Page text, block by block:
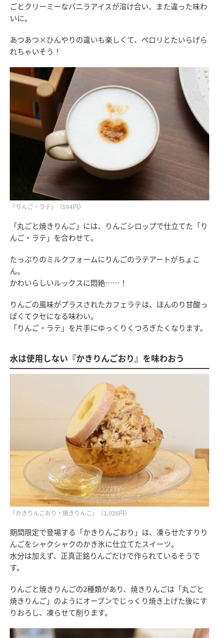
ごとクリーミーなバニラアイスが溶け合い、また違った味わ
いに。
あつあつ×ひんやりの違いも楽しくて、ペロリとたいらげら
れちゃいそう！
「りんご・ラテ」（594円）
「丸ごと焼きりんご」には、りんごシロップで仕立てた「り
んご・ラテ」を合わせて。
たっぷりのミルクフォームにりんごのラテアートがちょこ
ん。
かわいらしいルックスに悶絶……！
りんごの風味がプラスされたカフェラテは、ほんのり甘酸っ
ぱくてクセになる味わい。
「りんご・ラテ」を片手にゆっくりくつろぎたくなります。
水は使用しない『かきりんごおり』を味わおう
「かきりんごおり・焼きりんご」（1,026円）
期間限定で登場する「かきりんごおり」は、凍らせたすりり
んごをシャクシャクのかき氷に仕立てたスイーツ。
水分は加えず、正真正銘りんごだけで作られているそうで
す。
りんごと焼きりんごの2種類があり、焼きりんごは「丸ごと
焼きりんご」のようにオーブンでじっくり焼き上げた後にす
りおろし、凍らせて削ります。